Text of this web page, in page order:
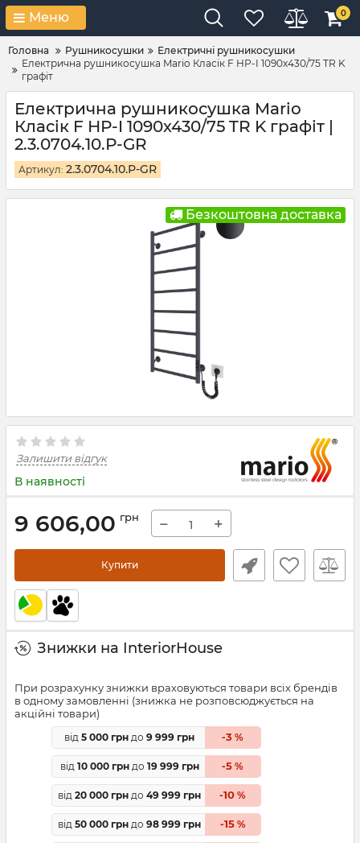
Меню 0
Головна Рушникосушки
Електричні рушникосушки
Електрична рушникосушка Mario Класік F НР-I 1090х430/75 TR K
графіт
Електрична рушникосушка Mario
Класік F НР-I 1090х430/75 TR K графіт |
2.3.0704.10.Р-GR
Артикул: 2.3.0704.10.Р-GR
Безкоштовна доставка
Залишити відгук
В наявності
9 606,00 грн − +
Купити
Знижки на InteriorHouse
При розрахунку знижки враховуються товари всіх брендів
в одному замовленні (знижка не розповсюджується на
акційні товари)
від 5 000 грн до 9 999 грн -3 %
від 10 000 грндо 19 999 грн -5 %
від 20 000 грн до 49 999 грн -10 %
від 50 000 грн до 98 999 грн -15%